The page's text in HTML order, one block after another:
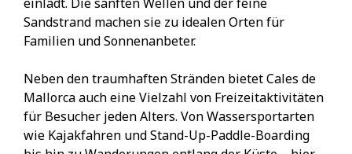
Sandstrand machen sie zu idealen Orten für
Familien und Sonnenanbeter.
Neben den traumhaften Stränden bietet Cales de
Mallorca auch eine Vielzahl von Freizeitaktivitäten
für Besucher jeden Alters. Von Wassersportarten
wie Kajakfahren und Stand-Up-Paddle-Boarding